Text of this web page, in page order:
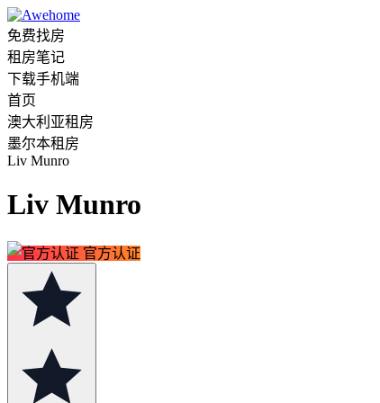
免费找房
租房笔记
下载手机端
首页
澳大利亚租房
墨尔本租房
Liv Munro
Liv Munro
官方认证